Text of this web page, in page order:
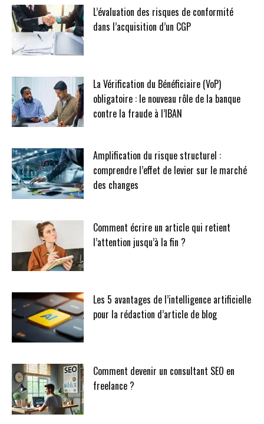
L’évaluation des risques de conformité
dans l’acquisition d’un CGP
La Vérification du Bénéficiaire (VoP)
obligatoire : le nouveau rôle de la banque
contre la fraude à l’IBAN
Amplification du risque structurel :
comprendre l’effet de levier sur le marché
des changes
Comment écrire un article qui retient
l’attention jusqu’à la fin ?
Les 5 avantages de l’intelligence artificielle
pour la rédaction d’article de blog
Comment devenir un consultant SEO en
freelance ?